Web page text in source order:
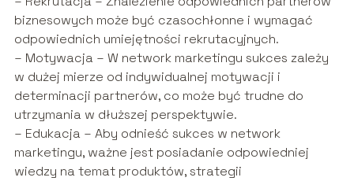
biznesowych może być czasochłonne i wymagać
odpowiednich umiejętności rekrutacyjnych.
– Motywacja – W network marketingu sukces zależy
w dużej mierze od indywidualnej motywacji i
determinacji partnerów, co może być trudne do
utrzymania w dłuższej perspektywie.
– Edukacja – Aby odnieść sukces w network
marketingu, ważne jest posiadanie odpowiedniej
wiedzy na temat produktów, strategii